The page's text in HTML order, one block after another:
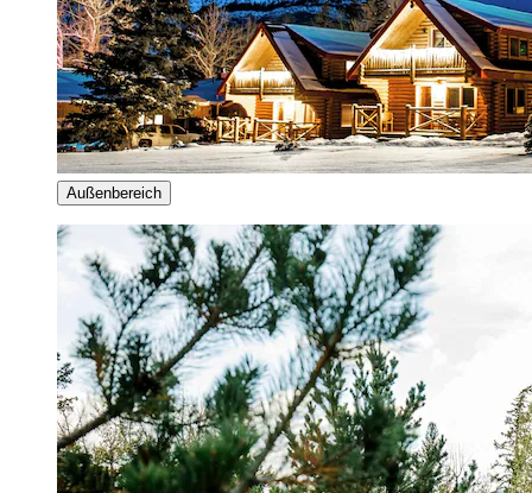
Außenbereich